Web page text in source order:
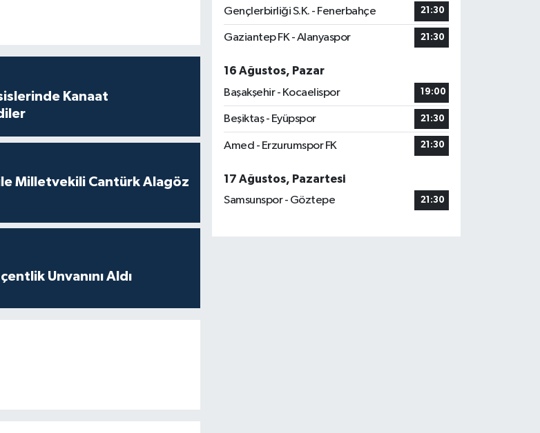
Kanaat
Milletvekili Cantürk Alagöz
Unvanını Aldı
Gençlerbirliği S.K. - Fenerbahçe 21:30
Gaziantep FK - Alanyaspor 21:30
16 Ağustos, Pazar
Başakşehir - Kocaelispor
19:00
Beşiktaş - Eyüpspor 21:30
Amed - Erzurumspor FK 21:30
17 Ağustos, Pazartesi
Samsunspor - Göztepe
21:30